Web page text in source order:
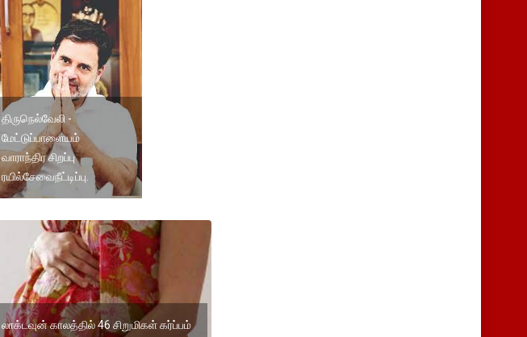
திருநெல்வேலி -
மேட்டுப்பாளையம்
வாராந்திர சிறப்பு
ரயில்சேவைநீட்டிப்பு.
லாக்டவுன் காலத்தில் 46 சிறுமிகள் கர்ப்பம்